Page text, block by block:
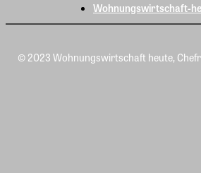
Wohnungswirtschaft-
© 2023 Wohnungswirtschaft heute,